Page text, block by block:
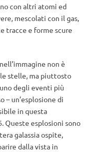
con altri atomi ed
mescolati con il gas,
tracce e forme scure
non è
stelle, ma piuttosto
degli eventi più
– un’esplosione di
in questa
Queste esplosioni sono
galassia ospite,
dalla vista in